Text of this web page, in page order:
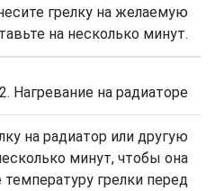
грелку на желаемую
на несколько минут.
2. Нагревание на радиаторе
на радиатор или другую
минут, чтобы она
температуру грелки перед